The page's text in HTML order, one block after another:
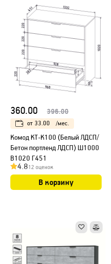
360.00 396.00
от 33.00 /мес.
Kомод КТ-К100 (Белый ЛДСП/
Бетон портленд ЛДСП) Ш1000
В1020 Г451
4.812 оценок
В корзину